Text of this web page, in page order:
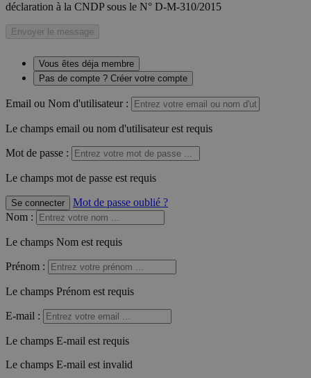
déclaration à la CNDP sous le N° D-M-310/2015
Envoyer le message
Vous êtes déja membre
Pas de compte ? Créer votre compte
Email ou Nom d'utilisateur :
Le champs email ou nom d'utilisateur est requis
Mot de passe :
Le champs mot de passe est requis
Se connecter
Mot de passe oublié ?
Nom :
Le champs Nom est requis
Prénom :
Le champs Prénom est requis
E-mail :
Le champs E-mail est requis
Le champs E-mail est invalid